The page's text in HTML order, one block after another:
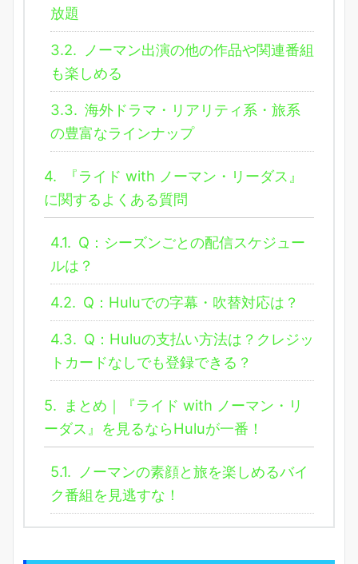
放題
3.2.
ノーマン出演の他の作品や関連番組
も楽しめる
3.3. 海外ドラマ・リアリティ系・旅系
の豊富なラインナップ
4.
『ライド with ノーマン・リーダス』
に関するよくある質問
4.1. Q：シーズンごとの配信スケジュー
ルは？
4.2. Q：Huluでの字幕・吹替対応は？
4.3. Q：Huluの支払い方法は？クレジッ
トカードなしでも登録できる？
5.
まとめ｜『ライド with ノーマン・リ
ーダス』を見るならHuluが一番！
5.1.
ノーマンの素顔と旅を楽しめるバイ
ク番組を見逃すな！